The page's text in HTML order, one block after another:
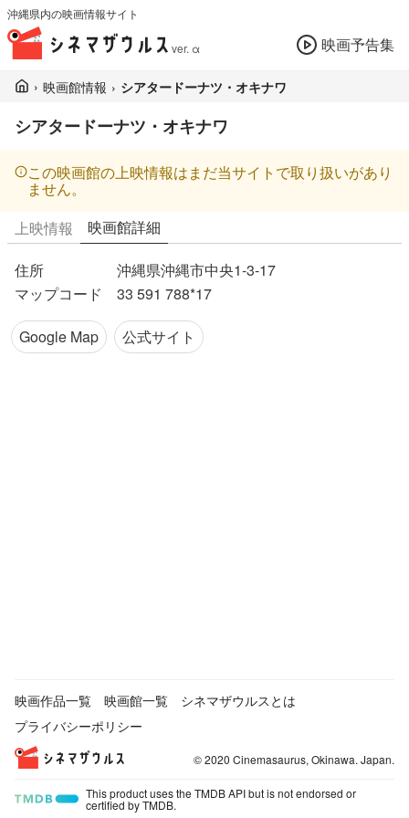
沖縄県内の映画情報サイト
ver. α 映画予告集
› 映画館情報 › シアタードーナツ・オキナワ
シアタードーナツ・オキナワ
この映画館の上映情報はまだ当サイトで取り扱いがあり
ません。
上映情報
映画館詳細
住所
沖縄県沖縄市中央1-3-17
マップコード
33 591 788*17
Google Map 公式サイト
映画作品一覧 映画館一覧
シネマザウルスとは
プライバシーポリシー
© 2020 Cinemasaurus, Okinawa. Japan.
This product uses the TMDB API but is not endorsed or
certified by TMDB.